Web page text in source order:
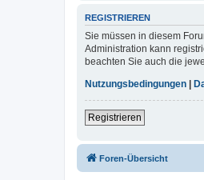
REGISTRIEREN
Sie müssen in diesem
Administration kann
beachten Sie auch die
Nutzungsbedingungen
Registrieren
Foren-Übersicht